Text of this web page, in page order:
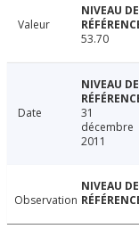
Valeur
53.70
Date
31
décembre
2011
Observation